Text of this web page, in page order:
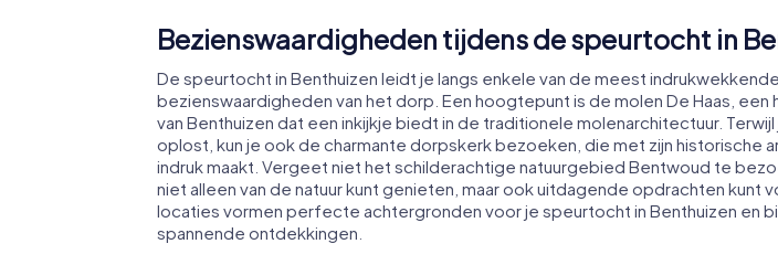
Bezienswaardigheden tijdens de speurtocht in
De speurtocht in Benthuizen leidt je langs enkele van de meest indrukwekkende
bezienswaardigheden van het dorp. Een hoogtepunt is de molen De Haas, een
van Benthuizen dat een inkijkje biedt in de traditionele molenarchitectuur.
oplost, kun je ook de charmante dorpskerk bezoeken, die met zijn historische
indruk maakt. Vergeet niet het schilderachtige natuurgebied Bentwoud te
niet alleen van de natuur kunt genieten, maar ook uitdagende opdrachten kunt
locaties vormen perfecte achtergronden voor je speurtocht in Benthuizen en
spannende ontdekkingen.